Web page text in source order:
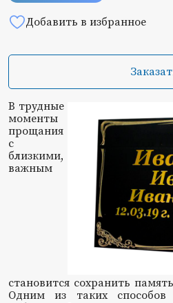
Добавить в избранное
В трудные
моменты
прощания
с
близкими,
важным
становится сохранить
Одним из таких способов